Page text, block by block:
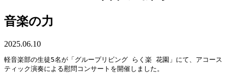
音楽の力
2025.06.10
軽音楽部の生徒5名が「グループリビング らく楽 花園」にて、アコース
ティック演奏による慰問コンサートを開催しました。